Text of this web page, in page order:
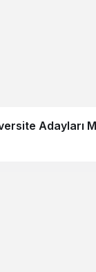
Adayları